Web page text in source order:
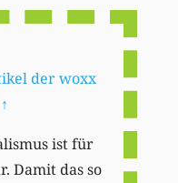
der woxx
↑
ist für
Damit das so